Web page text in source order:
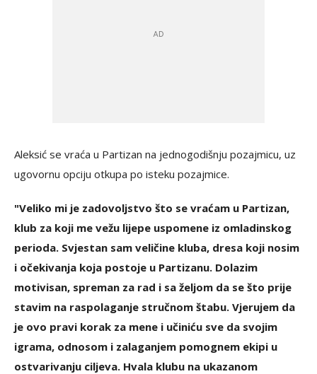
Aleksić se vraća u Partizan na jednogodišnju pozajmicu, uz
ugovornu opciju otkupa po isteku pozajmice.
"Veliko mi je zadovoljstvo što se vraćam u Partizan,
klub za koji me vežu lijepe uspomene iz omladinskog
perioda. Svjestan sam veličine kluba, dresa koji nosim
i očekivanja koja postoje u Partizanu. Dolazim
motivisan, spreman za rad i sa željom da se što prije
stavim na raspolaganje stručnom štabu. Vjerujem da
je ovo pravi korak za mene i učiniću sve da svojim
igrama, odnosom i zalaganjem pomognem ekipi u
ostvarivanju ciljeva. Hvala klubu na ukazanom